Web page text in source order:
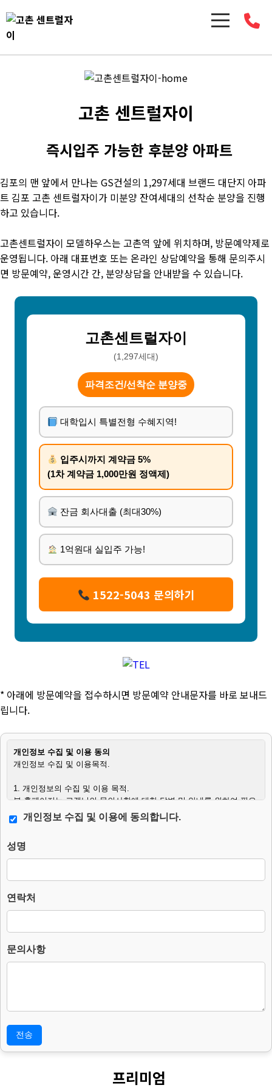
고촌 센트럴자이
즉시입주 가능한 후분양 아파트
김포의 맨 앞에서 만나는 GS건설의 1,297세대 브랜드 대단지 아파
트 김포 고촌 센트럴자이가 미분양 잔여세대의 선착순 분양을 진행
하고 있습니다.
고촌센트럴자이 모델하우스는 고촌역 앞에 위치하며, 방문예약제로
운영됩니다. 아래 대표번호 또는 온라인 상담예약을 통해 문의주시
면 방문예약, 운영시간 간, 분양상담을 안내받을 수 있습니다.
고촌센트럴자이
(1,297세대)
파격조건/선착순 분양중
대학입시 특별전형 수혜지역!
입주시까지 계약금 5%
(1차 계약금 1,000만원 정액제)
잔금 회사대출 (최대30%)
1억원대 실입주 가능!
1522-5043 문의하기
* 아래에 방문예약을 접수하시면 방문예약 안내문자를 바로 보내드
립니다.
개인정보 수집 및 이용 동의
개인정보 수집 및 이용목적.
1. 개인정보의 수집 및 이용 목적.
본 홈페이지는 고객님의 문의사항에 대한 답변 및 안내를 위하여 필요
한 최소한의 범위 내에서 개인정보를 수집하고 있습니다.
– 필수항목 : 이름, 연락처, 문의사항.
– 자동수집항목 : IP주소 (스팸메일 발송 등 부정 이용 방지 및 서비스
3. 개인정보의 처리 및 보유기간.
를 지체 없이 파기합니다.
단, 다음의 정보에 대해서는 아래의 이유로 명시한 기간 동안 보존합니
4. 부동의에 따른 고지사항
위 개인정보 제공에 대해서 부동의할 수 있으나, 이 경우 게시판의 내
개인정보 수집 및 이용에 동의합니다.
성명
연락처
문의사항
프리미엄